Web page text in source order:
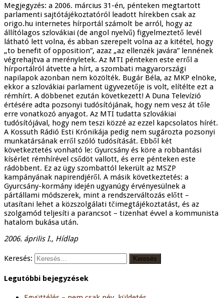
Megjegyzés: a 2006. március 31-én, pénteken megtartott
parlamenti sajtótájékoztatóról leadott hírekben csak az
origo.hu internetes hírportál számolt be arról, hogy az
állítólagos szlovákiai (de angol nyelvű) figyelmeztető levél
látható lett volna, és abban szerepelt volna az a kitétel, hogy
„to benefit of opposition”, azaz „az ellenzék javára” lennének
végrehajtva a merényletek. Az MTI pénteken este erről a
hírportálról átvette a hírt, a szombati magyarországi
napilapok azonban nem közölték. Bugár Béla, az MKP elnöke,
ekkor a szlovákiai parlament ügyvezetője is volt, elítélte ezt a
rémhírt. A döbbenet ezután következett! A Duna Televízió
értésére adta pozsonyi tudósítójának, hogy nem vesz át tőle
erre vonatkozó anyagot. Az MTI tudatta szlovákiai
tudósítójával, hogy nem teszi közzé az ezzel kapcsolatos hírét.
A Kossuth Rádió Esti Krónikája pedig nem sugározta pozsonyi
munkatársának erről szóló tudósítását. Ebből két
következtetés vonható le: Gyurcsány és köre a robbantási
kísérlet rémhírével csődöt vallott, és erre pénteken este
rádöbbent. Ez az ügy szombattól lekerült az MSZP
kampányának napirendjéről. A másik következtetés: a
Gyurcsány-kormány idején ugyanúgy érvényesülnek a
pártállami módszerek, mint a rendszerváltozás előtt –
utasítani lehet a közszolgálati tčimegtájékoztatást, és az
szolgamód teljesíti a parancsot – tizenhat évvel a kommunista
hatalom bukása után.
2006. április I., Hídlap
Keresés:
Legutóbbi bejegyzések